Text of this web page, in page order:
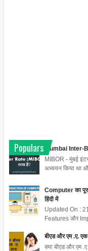
Populars
Mumbai Inter-
MIBOR - मुंबई
अध्ययन किया था
Computer का
हिंदी में
Updated On :
Features और
बीएड और एम .ए.
क्या बीएड और एम